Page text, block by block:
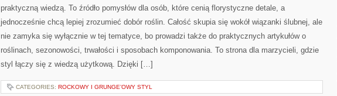
praktyczną wiedzą. To źródło pomysłów dla osób, które cenią florystyczne detale, a
jednocześnie chcą lepiej zrozumieć dobór roślin. Całość skupia się wokół wiązanki ślubnej, ale
nie zamyka się wyłącznie w tej tematyce, bo prowadzi także do praktycznych artykułów o
roślinach, sezonowości, trwałości i sposobach komponowania. To strona dla marzycieli, gdzie
styl łączy się z wiedzą użytkową. Dzięki […]
CATEGORIES: ROCKOWY I GRUNGE’OWY STYL